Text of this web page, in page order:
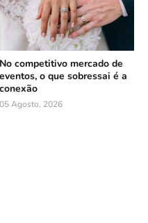
No competitivo mercado de
eventos, o que sobressai é a
conexão
05 Agosto, 2026